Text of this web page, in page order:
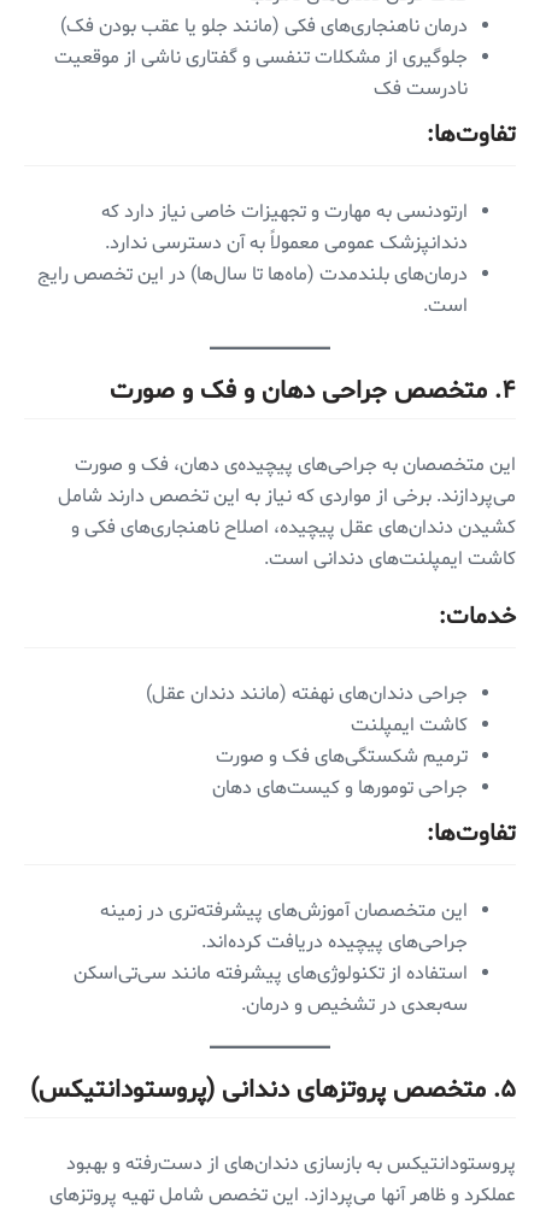
درمان ناهنجاری‌های فکی (مانند جلو یا عقب بودن فک)
جلوگیری از مشکلات تنفسی و گفتاری ناشی از موقعیت
نادرست فک
تفاوت‌ها:
ارتودنسی به مهارت و تجهیزات خاصی نیاز دارد که
دندانپزشک عمومی معمولاً به آن دسترسی ندارد.
درمان‌های بلندمدت (ماه‌ها تا سال‌ها) در این تخصص رایج
است.
۴. متخصص جراحی دهان و فک و صورت
این متخصصان به جراحی‌های پیچیده‌ی دهان، فک و صورت
می‌پردازند. برخی از مواردی که نیاز به این تخصص دارند شامل
کشیدن دندان‌های عقل پیچیده، اصلاح ناهنجاری‌های فکی و
کاشت ایمپلنت‌های دندانی است.
خدمات:
جراحی دندان‌های نهفته (مانند دندان عقل)
کاشت ایمپلنت
ترمیم شکستگی‌های فک و صورت
جراحی تومورها و کیست‌های دهان
تفاوت‌ها:
این متخصصان آموزش‌های پیشرفته‌تری در زمینه
جراحی‌های پیچیده دریافت کرده‌اند.
استفاده از تکنولوژی‌های پیشرفته مانند سی‌تی‌اسکن
سه‌بعدی در تشخیص و درمان.
۵. متخصص پروتزهای دندانی (پروستودانتیکس)
پروستودانتیکس به بازسازی دندان‌های از دست‌رفته و بهبود
عملکرد و ظاهر آنها می‌پردازد. این تخصص شامل تهیه پروتزهای